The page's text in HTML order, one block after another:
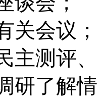
关会议；
主测评
研了解